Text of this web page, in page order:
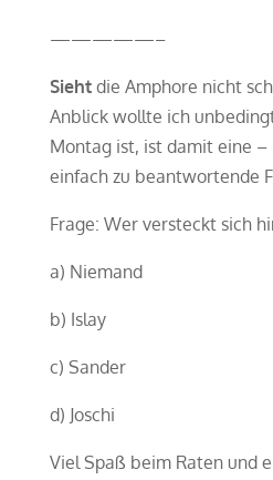
—————–
Siehtdie Amphore nicht
Anblick wollte ich
Montag ist, ist damit eine
einfach zu beantwortende
Frage: Wer versteckt sich
a) Niemand
b) Islay
c) Sander
d) Joschi
Viel Spaß beim Raten und